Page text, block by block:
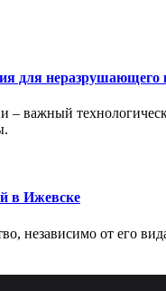
для неразрушающего
– важный
в Ижевске
независимо от его